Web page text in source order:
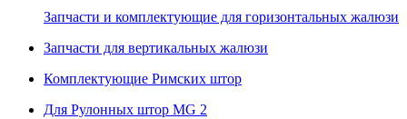
Запчасти и комплектующие для горизонтальных жалюзи
Запчасти для вертикальных жалюзи
Комплектующие Римских штор
Для Рулонных штор MG 2